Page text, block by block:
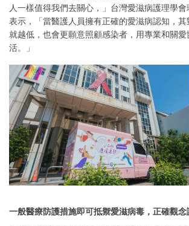
人一樣值得我們去關心，」台灣愛滋病護理學
表示，「當醫護人員擁有正確的愛滋病認知，
就越低，也會更願意照顧感染者，用專業和關
活。」
一般醫療防護措施即可抵禦愛滋病毒，正確觀